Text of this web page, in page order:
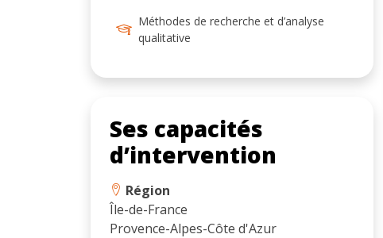
Méthodes de recherche et d’analyse
qualitative
Ses capacités
d’intervention
Région
Île-de-France
Provence-Alpes-Côte d'Azur